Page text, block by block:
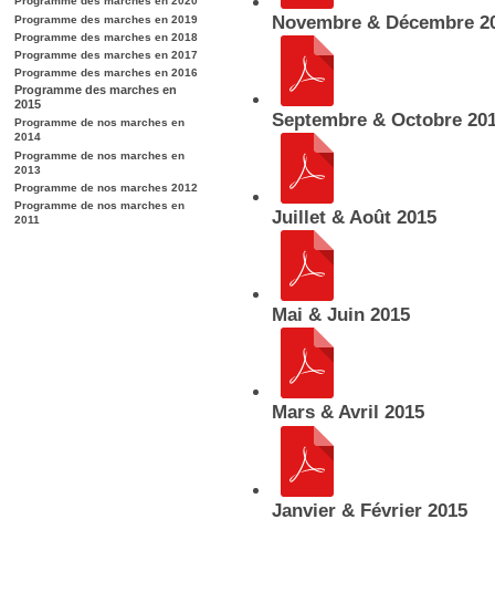
Programme des marches en 2019
Programme des marches en 2018
Programme des marches en 2017
Programme des marches en 2016
Programme des marches en
2015
Programme de nos marches en
2014
Programme de nos marches en
2013
Programme de nos marches 2012
Programme de nos marches en
2011
Novembre & Décembre
Septembre & Octobre
Juillet & Août 2015
Mai & Juin 2015
Mars & Avril 2015
Janvier & Février 2015